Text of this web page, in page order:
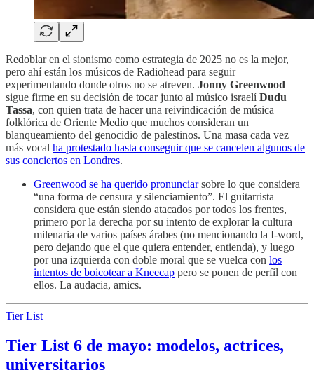
Redoblar en el sionismo como estrategia de 2025 no es la mejor,
pero ahí están los músicos de Radiohead para seguir
experimentando donde otros no se atreven. Jonny Greenwood
sigue firme en su decisión de tocar junto al músico israelíDudu
Tassa, con quien trata de hacer una reivindicación de música
folklórica de Oriente Medio que muchos consideran un
blanqueamiento del genocidio de palestinos. Una masa cada vez
más vocal ha protestado hasta conseguir que se cancelen algunos de
sus conciertos en Londres.
Greenwood se ha querido pronunciarsobre lo que considera
“una forma de censura y silenciamiento”. El guitarrista
considera que están siendo atacados por todos los frentes,
primero por la derecha por su intento de explorar la cultura
milenaria de varios países árabes (no mencionando la I-word,
pero dejando que el que quiera entender, entienda), y luego
por una izquierda con doble moral que se vuelca con los
intentos de boicotear a Kneecap pero se ponen de perfil con
ellos. La audacia, amics.
Tier List
Tier List 6 de mayo: modelos, actrices,
universitarios